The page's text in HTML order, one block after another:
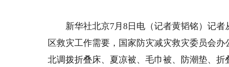
新华社北京7月8日电（记者黄韬铭）记者
区救灾工作需要，国家防灾减灾救灾委员会
北调拨折叠床、夏凉被、毛巾被、防潮垫、